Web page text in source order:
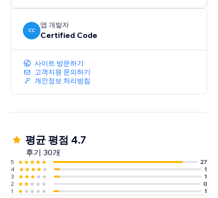
CC
앱 개발자
Certified Code
사이트 방문하기
고객지원 문의하기
개인정보 처리방침
평균 평점 4.7
후기 30개
5
27
4
1
3
1
2
0
1
1